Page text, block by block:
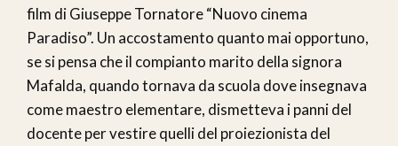
film di Giuseppe Tornatore “Nuovo cinema
Paradiso”. Un accostamento quanto mai opportuno,
se si pensa che il compianto marito della signora
Mafalda, quando tornava da scuola dove insegnava
come maestro elementare, dismetteva i panni del
docente per vestire quelli del proiezionista del